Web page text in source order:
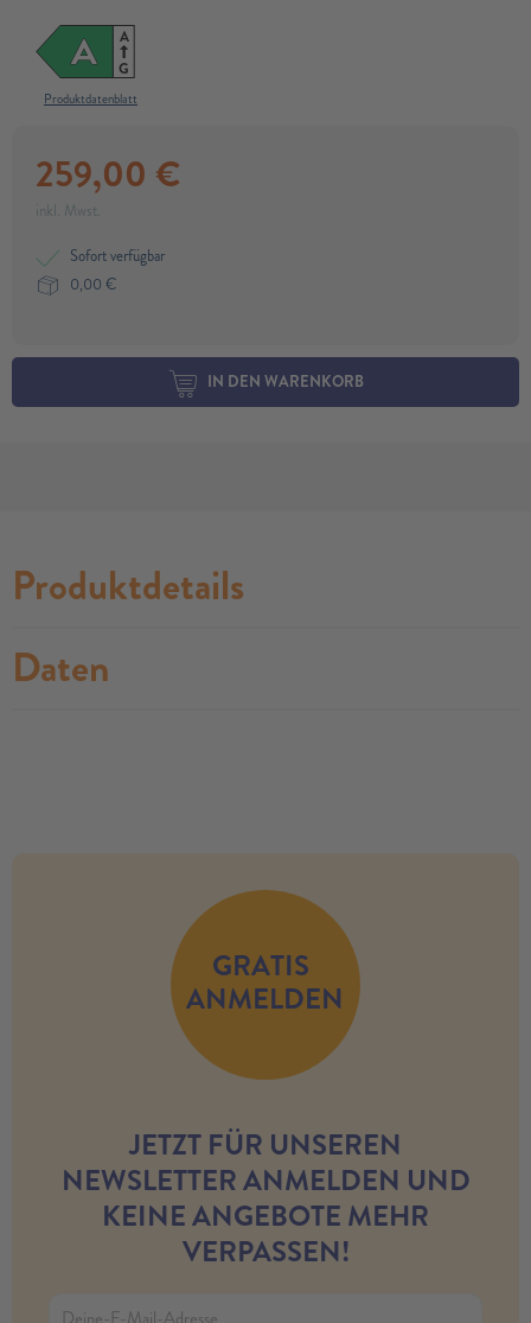
A
G
A
Produktdatenblatt
259,00 €
inkl. Mwst.
Sofort verfügbar
0,00 €
IN DEN WARENKORB
Produktdetails
Daten
GRATIS
ANMELDEN
JETZT FÜR UNSEREN
NEWSLETTER ANMELDEN UND
KEINE ANGEBOTE MEHR
VERPASSEN!